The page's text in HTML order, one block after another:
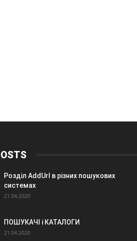
Розділ AddUrl в різних пошукових
системах
21.04.2020
ПОШУКАЧІ і КАТАЛОГИ
21.04.2020